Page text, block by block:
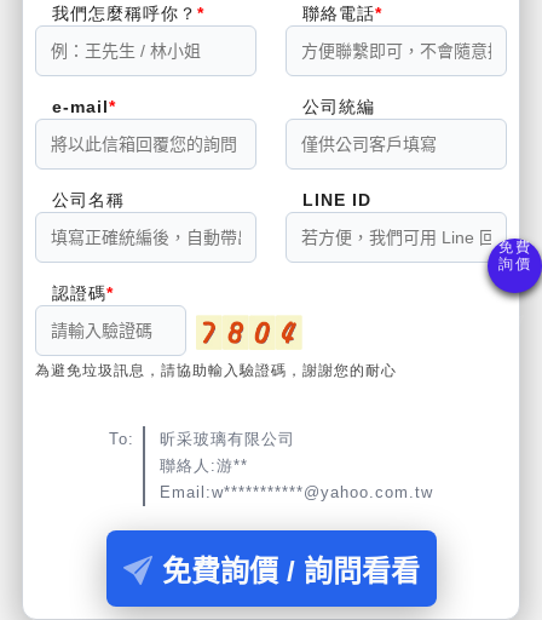
我們怎麼稱呼你？ 聯絡電話
e-mail 公司統編
公司名稱 LINE ID
認證碼
為避免垃圾訊息，請協助輸入驗證碼，謝謝您的耐心
To:
昕采玻璃有限公司
聯絡人:游**
Email:w***********@yahoo.com.tw
免費詢價 / 詢問看看